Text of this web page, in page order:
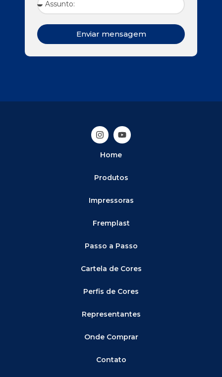
Enviar mensagem
Home
Produtos
Impressoras
Fremplast
Passo a Passo
Cartela de Cores
Perfis de Cores
Representantes
Onde Comprar
Contato